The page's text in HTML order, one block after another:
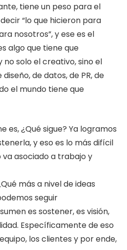
tiene un peso para el
“lo que hicieron para
nosotros”, y ese es el
algo que tiene que
solo el creativo, sino el
de datos, de PR, de
el mundo tiene que
es, ¿Qué sigue? Ya logramos
y eso es lo más difícil
va asociado a trabajo y
más a nivel de ideas
seguir
es sostener, es visión,
Específicamente de eso
los clientes y por ende,